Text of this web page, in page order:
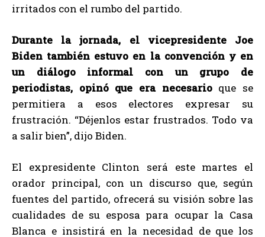
irritados con el rumbo del partido.
Durante la jornada, el vicepresidente Joe
Biden también estuvo en la convención y en
un diálogo informal con un grupo de
periodistas, opinó que era necesarioque se
permitiera a esos electores expresar su
frustración. “Déjenlos estar frustrados. Todo va
a salir bien”, dijo Biden.
El expresidente Clinton será este martes el
orador principal, con un discurso que, según
fuentes del partido, ofrecerá su visión sobre las
cualidades de su esposa para ocupar la Casa
Blanca e insistirá en la necesidad de que los